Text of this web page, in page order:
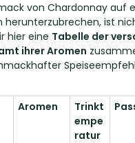
von Chardonnay auf
herunterzubrechen, ist
hier eine Tabelle der
ihrer Aromen
Aromen
Trinkt
empe
ratur